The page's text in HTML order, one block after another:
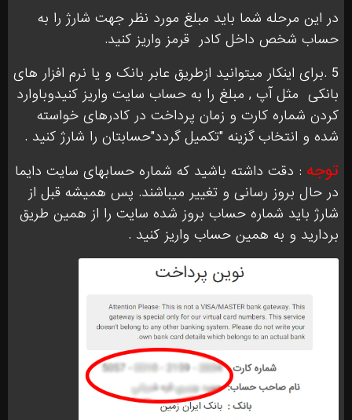
در این مرحله شما باید مبلغ مورد نظر جهت شارژ را به
حساب شخص داخل کادر قرمز واریز کنید.
5 .برای اینکار میتوانید ازطریق عابر بانک و یا نرم افزار های
بانکی مثل آپ , مبلغ را به حساب سایت واریز کنیدوباوارد
کردن شماره کارت و زمان پرداخت در کادرهای خواسته
شده و انتخاب گزینه "تکمیل گردد"حسابتان را شارژ کنید .
توجه : دقت داشته باشید که شماره حسابهای سایت دایما
در حال بروز رسانی و تغییر میباشند. پس همیشه قبل از
شارژ باید شماره حساب بروز شده سایت را از همین طریق
بردارید و به همین حساب واریز کنید .